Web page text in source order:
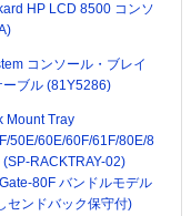
HP LCD 8500 コンソ
コンソール・ブレイ
ーブル (81Y5286)
Mount Tray
50E/60E/60F/61F/80E/8
RACKTRAY-02)
80F バンドルモデル
センドバック保守付)